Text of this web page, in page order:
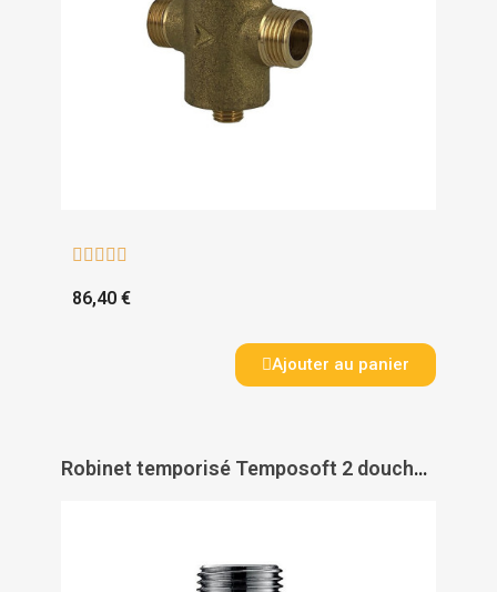
    
86,40 €
Ajouter au panier
Robinet temporisé Temposoft 2 douche - DELABIE